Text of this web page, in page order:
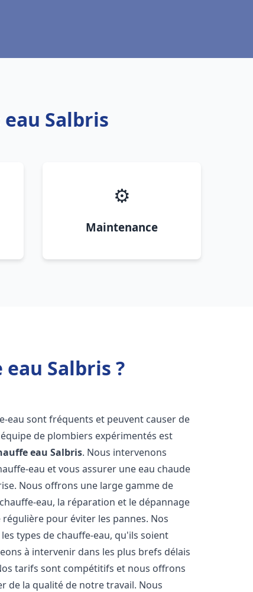
Salbris
⚙️
Maintenance
Salbris ?
eau sont fréquents et peuvent causer de
de plombiers expérimentés est
eau Salbris. Nous intervenons
eau et vous assurer une eau chaude
Nous offrons une large gamme de
eau, la réparation et le dépannage
pour éviter les pannes. Nos
types de chauffe-eau, qu'ils soient
à intervenir dans les plus brefs délais
tarifs sont compétitifs et nous offrons
de la qualité de notre travail. Nous